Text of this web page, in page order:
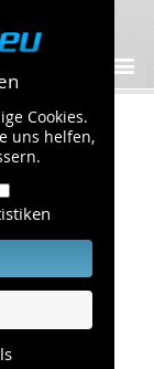
Cookies.
uns helfen,